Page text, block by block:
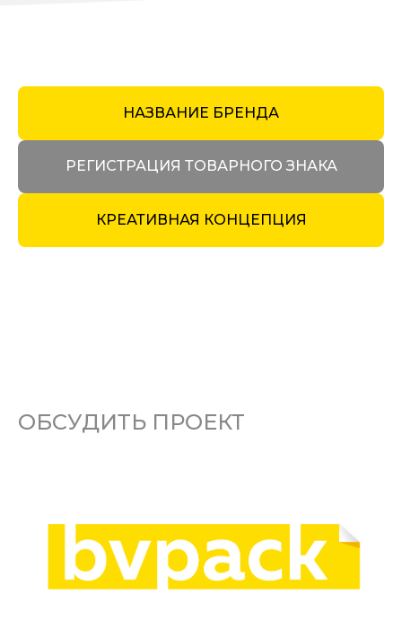
НАЗВАНИЕ БРЕНДА
РЕГИСТРАЦИЯ ТОВАРНОГО ЗНАКА
КРЕАТИВНАЯ КОНЦЕПЦИЯ
ОБСУДИТЬ ПРОЕКТ